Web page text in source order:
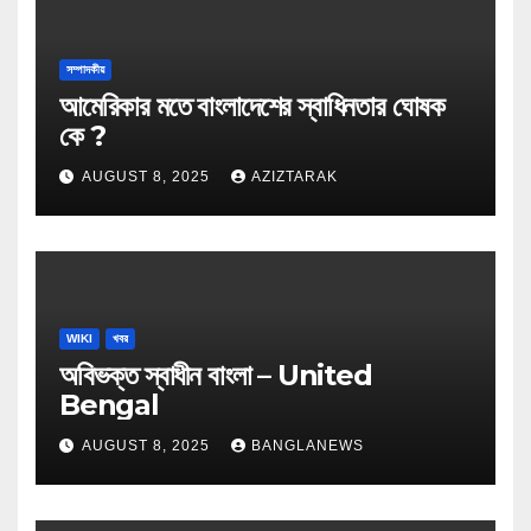
সম্পাদকীয়
আমেরিকার মতে বাংলাদেশের স্বাধিনতার ঘোষক
কে ?
AUGUST 8, 2025 AZIZTARAK
WIKI খবর
অবিভক্ত স্বাধীন বাংলা – United
Bengal
AUGUST 8, 2025 BANGLANEWS